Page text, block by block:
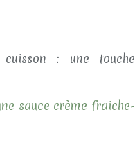
: une touche
sauce crème fraiche-